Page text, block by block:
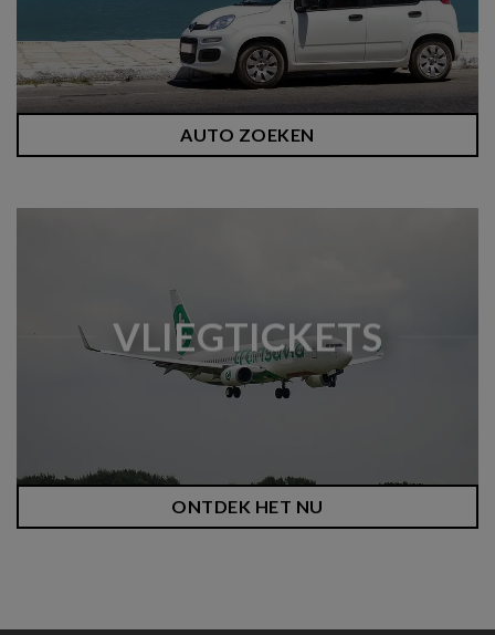
AUTO ZOEKEN
VLIEGTICKETS
ONTDEK HET NU